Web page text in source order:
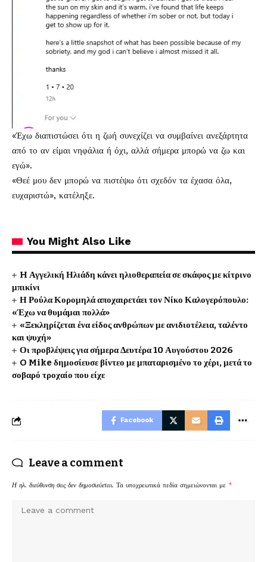
«Έχω διαπιστώσει ότι η ζωή συνεχίζει να συμβαίνει ανεξάρτητα
από το αν είμαι νηφάλια ή όχι, αλλά σήμερα μπορώ να ζω και
εγώ».
«Θεέ μου δεν μπορώ να πιστέψω ότι σχεδόν τα έχασα όλα,
ευχαριστώ», κατέληξε.
You Might Also Like
H Αγγελική Ηλιάδη κάνει ηλιοθεραπεία σε σκάφος με κίτρινο
μπικίνι
Η Ρούλα Κορομηλά αποχαιρετάει τον Νίκο Καλογερόπουλο:
«Έχω να θυμάμαι πολλά»
«Ξεκληρίζεται ένα είδος ανθρώπων με ανιδιοτέλεια, ταλέντο
και ψυχή»
Οι προβλέψεις για σήμερα Δευτέρα 10 Αυγούστου 2026
O Mike δημοσίευσε βίντεο με μπαταρισμένο το χέρι, μετά το
σοβαρό τροχαίο που είχε
Facebook
Leave a comment
Η ηλ. διεύθυνση σας δεν δημοσιεύεται. Τα υποχρεωτικά πεδία σημειώνονται με *